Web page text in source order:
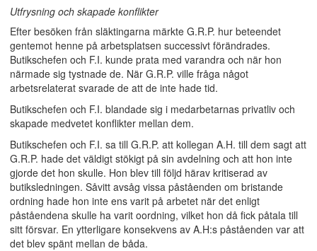
Utfrysning och skapade konflikter
Efter besöken från släktingarna märkte G.R.P. hur beteendet
gentemot henne på arbetsplatsen successivt förändrades.
Butikschefen och F.I. kunde prata med varandra och när hon
närmade sig tystnade de. När G.R.P. ville fråga något
arbetsrelaterat svarade de att de inte hade tid.
Butikschefen och F.I. blandade sig i medarbetarnas privatliv och
skapade medvetet konflikter mellan dem.
Butikschefen och F.I. sa till G.R.P. att kollegan A.H. till dem sagt att
G.R.P. hade det väldigt stökigt på sin avdelning och att hon inte
gjorde det hon skulle. Hon blev till följd härav kritiserad av
butiksledningen. Såvitt avsåg vissa påståenden om bristande
ordning hade hon inte ens varit på arbetet när det enligt
påståendena skulle ha varit oordning, vilket hon då fick påtala till
sitt försvar. En ytterligare konsekvens av A.H:s påståenden var att
det blev spänt mellan de båda.